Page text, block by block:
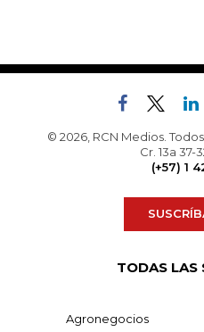
© 2026, RCN Medios.
Cr. 13a 37-
(+57) 1
TODAS LAS
Agronegocios